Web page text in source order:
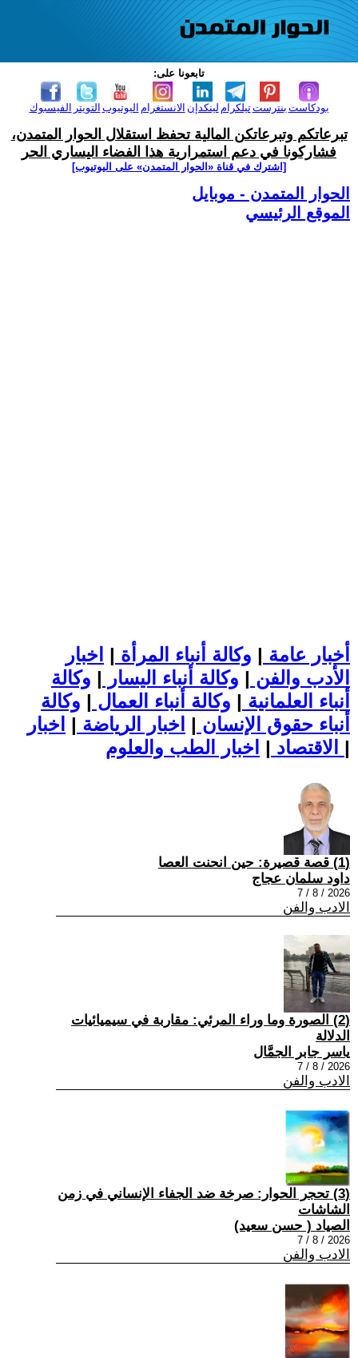
تابعونا على:
الفيسبوك التويتر اليوتيوب الانستغرام لينكدإن تيلكرامبنترست بودكاست
تبرعاتكم وتبرعاتكن المالية تحفظ استقلال الحوار المتمدن،
فشاركونا في دعم استمرارية هذا الفضاء اليساري الحر
[اشترك في قناة ‫«الحوار المتمدن» على اليوتيوب]
الحوار المتمدن - موبايل
الموقع الرئيسي
أخبار عامة | وكالة أنباء المرأة | اخبار
الأدب والفن | وكالة أنباء اليسار | وكالة
أنباء العلمانية | وكالة أنباء العمال | وكالة
أنباء حقوق الإنسان | اخبار الرياضة | اخبار
الاقتصاد | |
(1) قصة قصيرة: حين انحنت العصا
داود سلمان عجاج
2026 / 8 / 7
الادب والفن
(2) الصورة وما وراء المرئي: مقاربة في سيميائيات
الدلالة
ياسر جابر الجمَّال
2026 / 8 / 7
الادب والفن
(3) تحجر الحوار: صرخة ضد الجفاء الإنساني في زمن
الشاشات
الصياد ‏( حسن سعيد‏)
2026 / 8 / 7
الادب والفن